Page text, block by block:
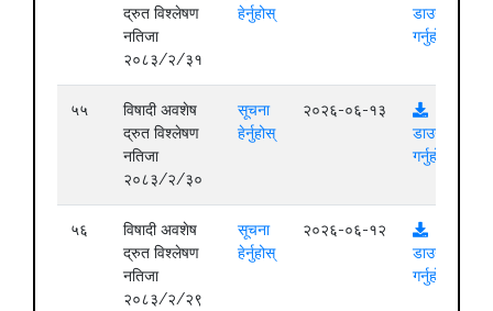
द्रुत विश्लेषण
नतिजा
२०८३/२/३१
हेर्नुहोस्
डाउनलोड
गर्नुहोस्
५५
विषादी अवशेष
द्रुत विश्लेषण
नतिजा
२०८३/२/३०
सूचना
हेर्नुहोस्
२०२६-०६-१३
डाउनलोड
गर्नुहोस्
५६
विषादी अवशेष
द्रुत विश्लेषण
नतिजा
२०८३/२/२९
सूचना
हेर्नुहोस्
२०२६-०६-१२
डाउनलोड
गर्नुहोस्